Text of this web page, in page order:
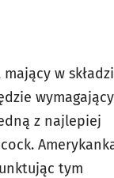
w
z najlepiej
tym